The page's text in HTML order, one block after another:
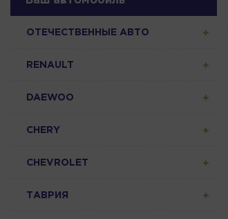
ОТЕЧЕСТВЕННЫЕ АВТО
RENAULT
DAEWOO
CHERY
CHEVROLET
ТАВРИЯ